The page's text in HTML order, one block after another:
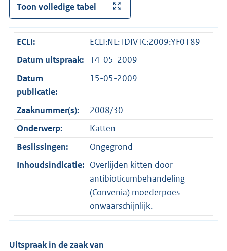
Toon volledige tabel
ECLI:
ECLI:NL:TDIVTC:2009:YF0189
Datum uitspraak:
14-05-2009
Datum
publicatie:
15-05-2009
Zaaknummer(s):
2008/30
Onderwerp:
Katten
Beslissingen:
Ongegrond
Inhoudsindicatie: Overlijden kitten door
antibioticumbehandeling
(Convenia) moederpoes
onwaarschijnlijk.
Uitspraak in de zaak van